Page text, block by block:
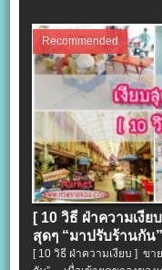
Recommended
[ 10 วิธี ฝ่าความเงี
สุดๆ “มาปรับร้านกัน”
[ 10 วิธี ฝ่าความเงียบ ] ขา